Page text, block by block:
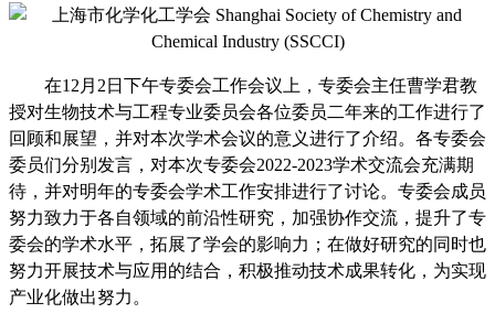
在12 月 2 日下午专委会工作会议上，专委会主任曹学君教
授对生物技术与工程专业委员会各位委员二年来的工作进行了
回顾和展望，并对本次学术会议的意义进行了介绍。各专委会
委员们分别发言，对本次专委会2022-2023学术交流会充满期
待，并对明年的专委会学术工作安排进行了讨论。专委会成员
努力致力于各自领域的前沿性研究，加强协作交流，提升了专
委会的学术水平，拓展了学会的影响力；在做好研究的同时也
努力开展技术与应用的结合，积极推动技术成果转化，为实现
产业化做出努力。